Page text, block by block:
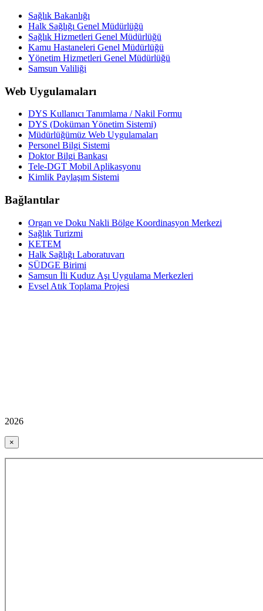
Sağlık Bakanlığı
Halk Sağlığı Genel Müdürlüğü
Sağlık Hizmetleri Genel Müdürlüğü
Kamu Hastaneleri Genel Müdürlüğü
Yönetim Hizmetleri Genel Müdürlüğü
Samsun Valiliği
Web Uygulamaları
DYS Kullanıcı Tanımlama / Nakil Formu
DYS (Doküman Yönetim Sistemi)
Müdürlüğümüz Web Uygulamaları
Personel Bilgi Sistemi
Doktor Bilgi Bankası
Tele-DGT Mobil Aplikasyonu
Kimlik Paylaşım Sistemi
Bağlantılar
Organ ve Doku Nakli Bölge Koordinasyon Merkezi
Sağlık Turizmi
KETEM
Halk Sağlığı Laboratuvarı
SÜDGE Birimi
Samsun İli Kuduz Aşı Uygulama Merkezleri
Evsel Atık Toplama Projesi
2026
×